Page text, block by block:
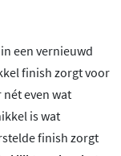
een vernieuwd
finish zorgt voor
even wat
is wat
finish zorgt